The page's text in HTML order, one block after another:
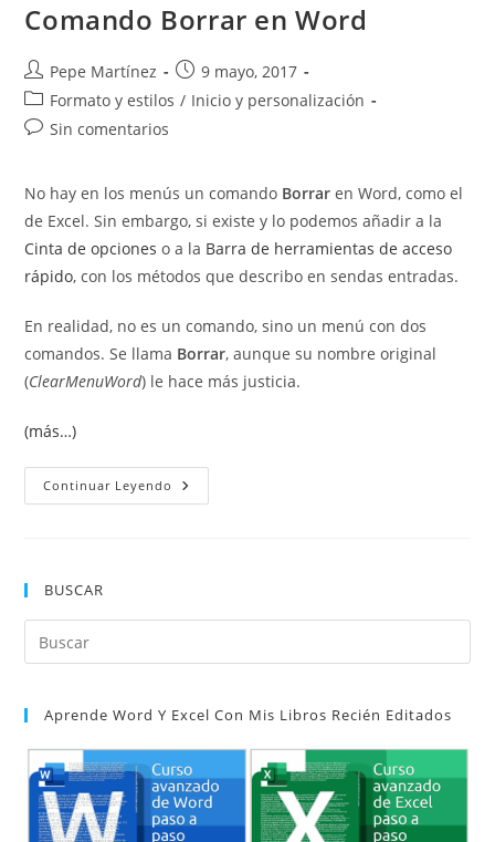
Comando Borrar en Word
Autor
de
la
entrada:
Pepe Martínez
Publicación
de
9 mayo, 2017
Categoría
de
Formato y estilos / Inicio y personalización
Comentarios
entrada:
Sin comentarios
No hay en los menús un comando Borraren Word, como el
de Excel. Sin embargo, si existe y lo podemos añadir a la
Cinta de opciones o a la Barra de herramientas de acceso
rápido, con los métodos que describo en sendas entradas.
En realidad, no es un comando, sino un menú con dos
comandos. Se llama Borrar, aunque su nombre original
(ClearMenuWord) le hace más justicia.
(más…)
Continuar Leyendo Comando
Borrar
BUSCAR
Aprende Word Y Excel Con Mis Libros Recién Editados